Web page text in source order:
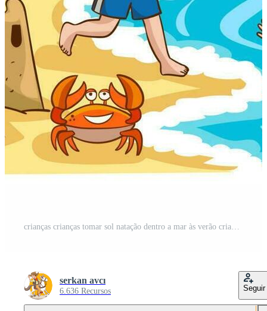
crianças crianças tomar sol natação dentro a mar às verão crianças acampamento em mar de praia costa. pequeno Garoto estão jogando com bola. a crianças em a de praia estão construção uma areia castelo. Vetor Pro e SVG Pro
serkan avcı
6.636 Recursos Seguir